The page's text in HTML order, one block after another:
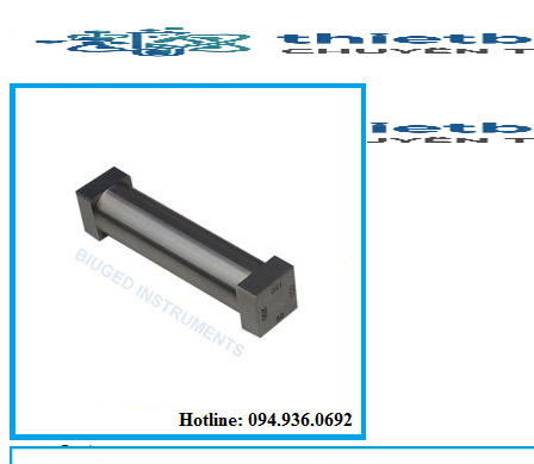
Search
for:
Trang chủ
Cart